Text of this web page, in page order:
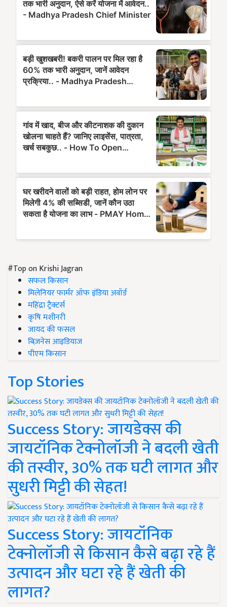
#Top on Krishi Jagran
सफल किसान
मिलेनियर फार्मर ऑफ इंडिया अवॉर्ड
महिंद्रा ट्रैक्टर्स
कृषि मशीनरी
जायद की फसल
बिज़नेस आइडियाज
पीएम किसान
Top Stories
Success Story: जायडेक्स की
जायटॉनिक टेक्नोलॉजी ने बदली खेती
की तस्वीर, 30% तक घटी लागत और
सुधरी मिट्टी की सेहत!
Success Story: जायटॉनिक
टेक्नोलॉजी से किसान कैसे बढ़ा रहे हैं
उत्पादन और घटा रहे हैं खेती की
लागत?